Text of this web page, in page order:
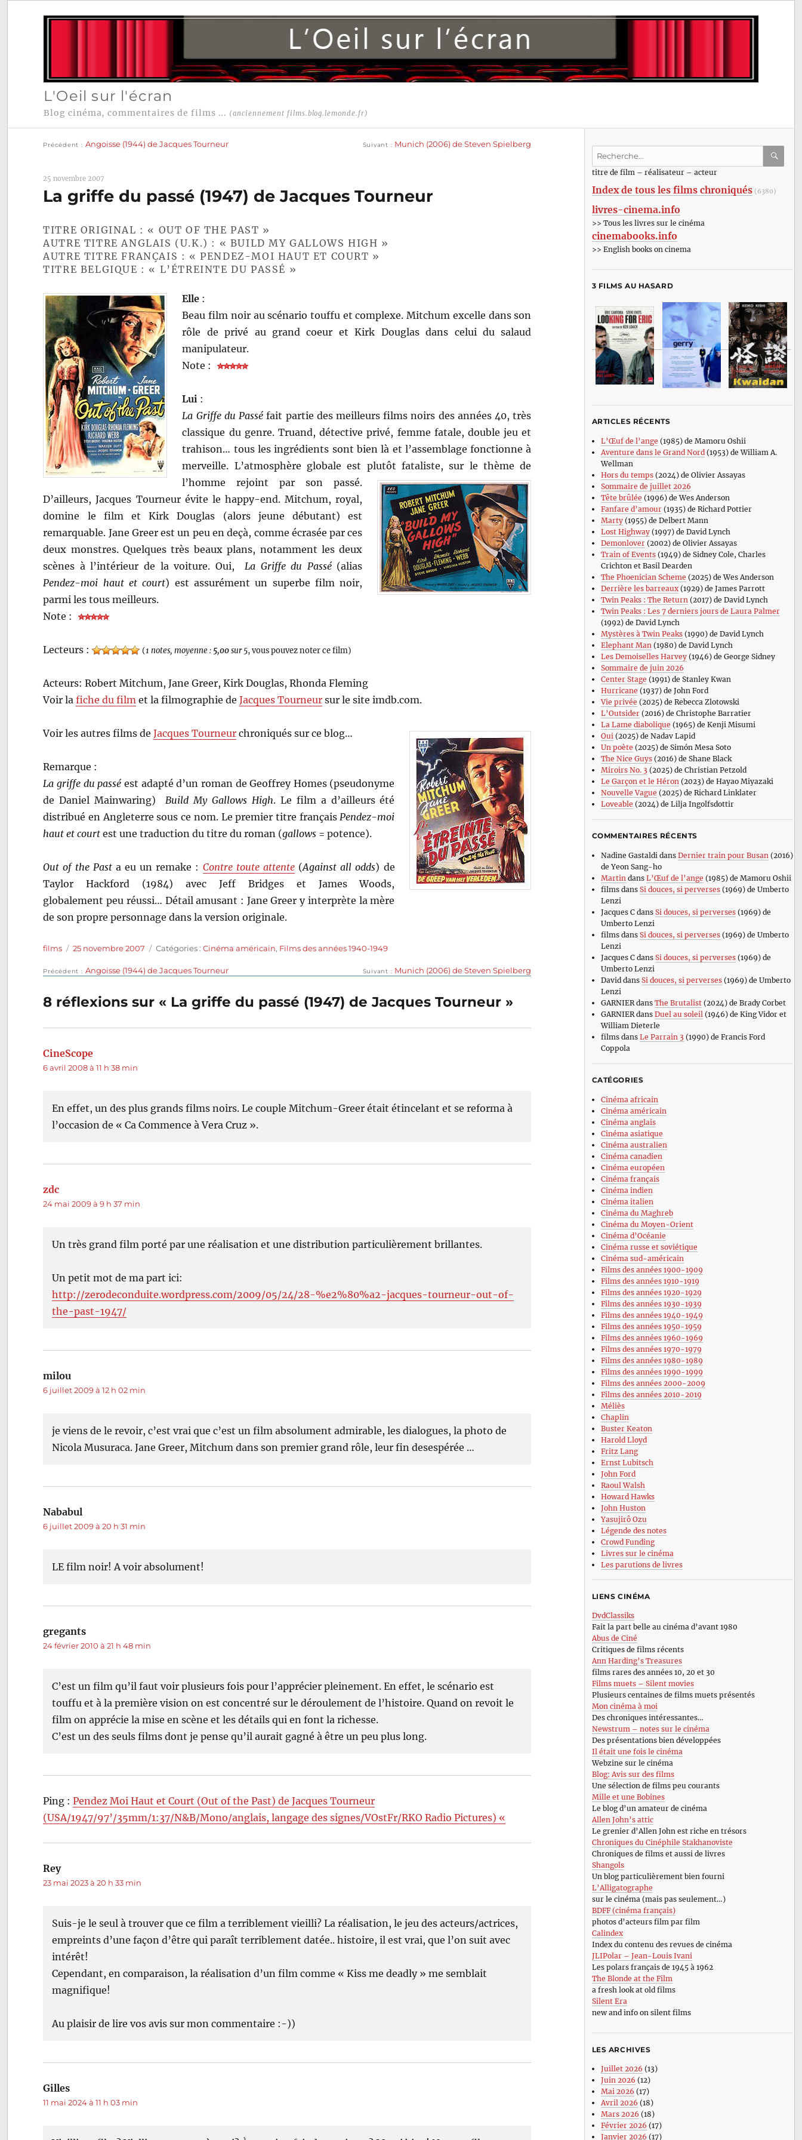
L'Oeil sur l'écran
Blog cinéma, commentaires de films ... (anciennement films.blog.lemonde.fr)
Navigation
l’article
Précédent Angoisse (1944) de Jacques Tourneur Suivant Munich (2006) de Steven Spielberg
25 novembre 2007
La griffe du passé (1947) de Jacques Tourneur
TITRE ORIGINAL : « OUT OF THE PAST »
AUTRE TITRE ANGLAIS (U.K.) : « BUILD MY GALLOWS HIGH »
AUTRE TITRE FRANÇAIS : « PENDEZ-MOI HAUT ET COURT »
TITRE BELGIQUE : « L’ÉTREINTE DU PASSÉ »
Elle :
Beau film noir au scénario touffu et complexe. Mitchum excelle dans son
rôle de privé au grand coeur et Kirk Douglas dans celui du salaud
manipulateur.
Note :
Lui :
La Griffe du Passé fait partie des meilleurs films noirs des années 40, très
classique du genre. Truand, détective privé, femme fatale, double jeu et
trahison… tous les ingrédients sont bien là et l’assemblage fonctionne à
merveille. L’atmosphère globale est plutôt fataliste, sur le thème de
l’homme rejoint par son passé.
D’ailleurs, Jacques Tourneur évite le happy-end. Mitchum, royal,
domine le film et Kirk Douglas (alors jeune débutant) est
remarquable. Jane Greer est un peu en deçà, comme écrasée par ces
deux monstres. Quelques très beaux plans, notamment les deux
scènes à l’intérieur de la voiture. Oui, La Griffe du Passé(alias
Pendez-moi haut et court) est assurément un superbe film noir,
parmi les tous meilleurs.
Note :
Lecteurs : (1 notes, moyenne : 5,00sur 5, vous pouvez noter ce film)
Acteurs: Robert Mitchum, Jane Greer, Kirk Douglas, Rhonda Fleming
Voir lafiche du film et la filmographie deJacques Tourneur sur le site imdb.com.
Voir les autres films deJacques Tourneur chroniqués sur ce blog…
Remarque :
La griffe du passé est adapté d’un roman de Geoffrey Homes (pseudonyme
de Daniel Mainwaring) Build My Gallows High. Le film a d’ailleurs été
distribué en Angleterre sous ce nom. Le premier titre français Pendez-moi
haut et court est une traduction du titre du roman (gallows = potence).
Out of the Pasta eu un remake : Contre toute attente(Against all odds) de
Taylor Hackford (1984) avec Jeff Bridges et James Woods,
globalement peu réussi… Détail amusant : Jane Greer y interprète la mère
de son propre personnage dans la version originale.
Auteur
films
Publié
25 novembre 2007 Catégories
Catégories :Cinéma américain, Films des années 1940-1949
Navigation
de
l’article
Précédent
Publication
Angoisse (1944) de Jacques Tourneur Suivant
Publication
Munich (2006) de Steven Spielberg
8 réflexions sur « La griffe du passé (1947) de Jacques Tourneur »
CineScope
6 avril 2008 à 11 h 38 min
En effet, un des plus grands films noirs. Le couple Mitchum-Greer était étincelant et se reforma à
l’occasion de « Ca Commence à Vera Cruz ».
zdc
24 mai 2009 à 9 h 37 min
Un très grand film porté par une réalisation et une distribution particulièrement brillantes.
Un petit mot de ma part ici:
http://zerodeconduite.wordpress.com/2009/05/24/28-%e2%80%a2-jacques-tourneur-out-of-
the-past-1947/
milou
6 juillet 2009 à 12 h 02 min
je viens de le revoir, c’est vrai que c’est un film absolument admirable, les dialogues, la photo de
Nicola Musuraca. Jane Greer, Mitchum dans son premier grand rôle, leur fin desespérée …
Nababul
6 juillet 2009 à 20 h 31 min
LE film noir! A voir absolument!
gregants
24 février 2010 à 21 h 48 min
C’est un film qu’il faut voir plusieurs fois pour l’apprécier pleinement. En effet, le scénario est
touffu et à la première vision on est concentré sur le déroulement de l’histoire. Quand on revoit le
film on apprécie la mise en scène et les détails qui en font la richesse.
C’est un des seuls films dont je pense qu’il aurait gagné à être un peu plus long.
Ping :Pendez Moi Haut et Court (Out of the Past) de Jacques Tourneur
(USA/1947/97’/35mm/1:37/N&B/Mono/anglais, langage des signes/VOstFr/RKO Radio Pictures) «
Reydit :
23 mai 2023 à 20 h 33 min
Suis-je le seul à trouver que ce film a terriblement vieilli? La réalisation, le jeu des acteurs/actrices,
empreints d’une façon d’être qui paraît terriblement datée.. histoire, il est vrai, que l’on suit avec
intérêt!
Cependant, en comparaison, la réalisation d’un film comme « Kiss me deadly » me semblait
magnifique!
Au plaisir de lire vos avis sur mon commentaire :-))
Gilles
11 mai 2024 à 11 h 03 min
Recherche
:titre de film – réalisateur – acteur
Index de tous les films chroniqués (6380)
livres-cinema.info
>> Tous les livres sur le cinéma
cinemabooks.info
>> English books on cinema
3 FILMS AU HASARD
ARTICLES RÉCENTS
L’Œuf de l’ange (1985) de Mamoru Oshii
Aventure dans le Grand Nord(1953) de William A.
Wellman
Hors du temps(2024) de Olivier Assayas
Sommaire de juillet 2026
Tête brûlée (1996) de Wes Anderson
Fanfare d’amour(1935) de Richard Pottier
Marty(1955) de Delbert Mann
Lost Highway(1997) de David Lynch
Demonlover(2002) de Olivier Assayas
Train of Events(1949) de Sidney Cole, Charles
Crichton et Basil Dearden
The Phoenician Scheme (2025) de Wes Anderson
Derrière les barreaux(1929) de James Parrott
Twin Peaks : The Return(2017) de David Lynch
Twin Peaks : Les 7 derniers jours de Laura Palmer
(1992) de David Lynch
Mystères à Twin Peaks(1990) de David Lynch
Elephant Man(1980) de David Lynch
Les Demoiselles Harvey(1946) de George Sidney
Sommaire de juin 2026
Center Stage (1991) de Stanley Kwan
Hurricane (1937) de John Ford
Vie privée (2025) de Rebecca Zlotowski
L’Outsider(2016) de Christophe Barratier
La Lame diabolique (1965) de Kenji Misumi
Oui(2025) de Nadav Lapid
Un poète (2025) de Simón Mesa Soto
The Nice Guys(2016) de Shane Black
Miroirs No. 3 (2025) de Christian Petzold
Le Garçon et le Héron(2023) de Hayao Miyazaki
Nouvelle Vague (2025) de Richard Linklater
Loveable (2024) de Lilja Ingolfsdottir
COMMENTAIRES RÉCENTS
Nadine Gastaldi dans Dernier train pour Busan (2016)
de Yeon Sang-ho
Martin dans L’Œuf de l’ange (1985) de Mamoru Oshii
filmsdans Si douces, si perverses(1969) de Umberto
Lenzi
Jacques Cdans Si douces, si perverses(1969) de
Umberto Lenzi
filmsdans Si douces, si perverses(1969) de Umberto
Lenzi
Jacques Cdans Si douces, si perverses(1969) de
Umberto Lenzi
David dans Si douces, si perverses(1969) de Umberto
Lenzi
GARNIERdans The Brutalist(2024) de Brady Corbet
GARNIERdans Duel au soleil (1946) de King Vidor et
William Dieterle
filmsdans Le Parrain 3 (1990) de Francis Ford
Coppola
CATÉGORIES
Cinéma africain
Cinéma américain
Cinéma anglais
Cinéma asiatique
Cinéma australien
Cinéma canadien
Cinéma européen
Cinéma français
Cinéma indien
Cinéma italien
Cinéma du Maghreb
Cinéma du Moyen-Orient
Cinéma d’Océanie
Cinéma russe et soviétique
Cinéma sud-américain
Films des années 1900-1909
Films des années 1910-1919
Films des années 1920-1929
Films des années 1930-1939
Films des années 1940-1949
Films des années 1950-1959
Films des années 1960-1969
Films des années 1970-1979
Films des années 1980-1989
Films des années 1990-1999
Films des années 2000-2009
Films des années 2010-2019
Méliès
Chaplin
Buster Keaton
Harold Lloyd
Fritz Lang
Ernst Lubitsch
John Ford
Raoul Walsh
Howard Hawks
John Huston
Yasujirô Ozu
Légende des notes
Crowd Funding
Livres sur le cinéma
Les parutions de livres
LIENS CINÉMA
DvdClassiks
Fait la part belle au cinéma d’avant 1980
Abus de Ciné
Critiques de films récents
Ann Harding’s Treasures
films rares des années 10, 20 et 30
Films muets – Silent movies
Plusieurs centaines de films muets présentés
Mon cinéma à moi
Des chroniques intéressantes…
Newstrum – notes sur le cinéma
Des présentations bien développées
Il était une fois le cinéma
Webzine sur le cinéma
Blog: Avis sur des films
Une sélection de films peu courants
Mille et une Bobines
Le blog d’un amateur de cinéma
Allen John’s attic
Le grenier d’Allen John est riche en trésors
Chroniques du Cinéphile Stakhanoviste
Chroniques de films et aussi de livres
Shangols
Un blog particulièrement bien fourni
L’Alligatographe
sur le cinéma (mais pas seulement…)
BDFF (cinéma français)
photos d’acteurs film par film
Calindex
Index du contenu des revues de cinéma
JLIPolar – Jean-Louis Ivani
Les polars français de 1945 à 1962
The Blonde at the Film
a fresh look at old films
Silent Era
new and info on silent films
LES ARCHIVES
Juillet 2026 (13)
Juin 2026 (12)
Mai 2026 (17)
Avril 2026 (18)
Mars 2026 (18)
Février 2026 (17)
Janvier 2026 (17)